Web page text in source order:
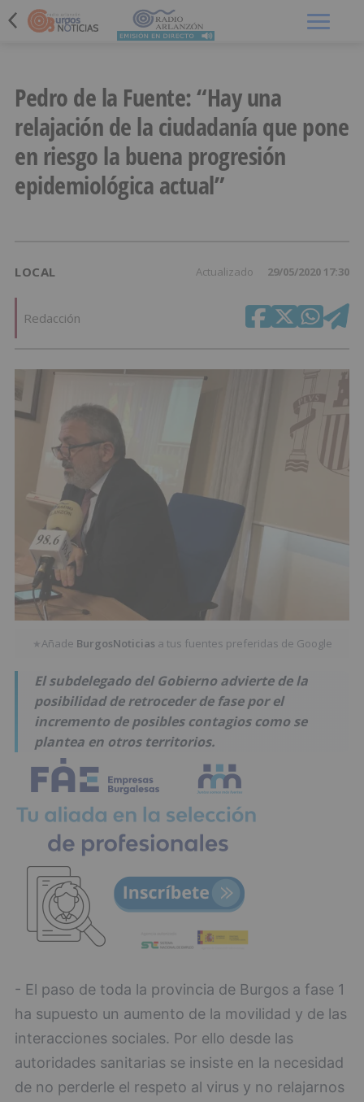
Pedro de la Fuente: “Hay una
relajación de la ciudadanía que pone
en riesgo la buena progresión
epidemiológica actual”
LOCAL Actualizado 29/05/2020 17:30
Redacción
★Añade BurgosNoticias a tus fuentes preferidas de Google
El subdelegado del Gobierno advierte de la
posibilidad de retroceder de fase por el
incremento de posibles contagios como se
plantea en otros territorios.
- El paso de toda la provincia de Burgos a fase 1
ha supuesto un aumento de la movilidad y de las
interacciones sociales. Por ello desde las
autoridades sanitarias se insiste en la necesidad
de no perderle el respeto al virus y no relajarnos